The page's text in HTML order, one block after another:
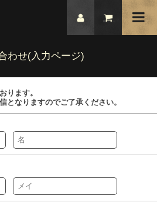
わせ(入力ページ)
ります。
となりますのでご了承ください。